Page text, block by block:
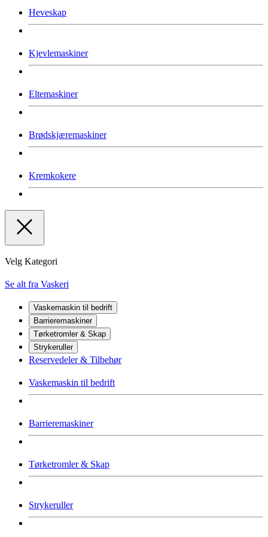
Heveskap
Kjevlemaskiner
Eltemaskiner
Brødskjæremaskiner
Kremkokere
Velg Kategori
Se alt fra Vaskeri
Vaskemaskin til bedrift
Barrieremaskiner
Tørketromler & Skap
Strykeruller
Reservedeler & Tilbehør
Vaskemaskin til bedrift
Barrieremaskiner
Tørketromler & Skap
Strykeruller